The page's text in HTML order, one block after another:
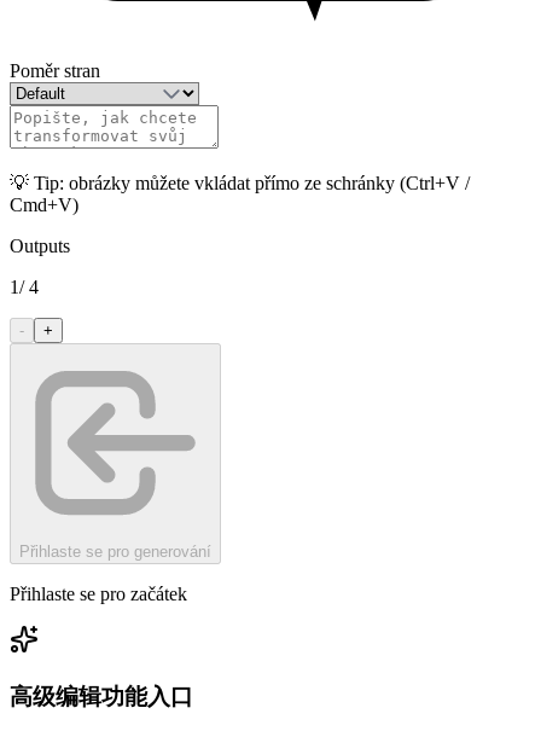
Poměr stran
💡 Tip: obrázky můžete vkládat přímo ze schránky (Ctrl+V /
Cmd+V)
Outputs
1/4
- +
Přihlaste se pro generování
Přihlaste se pro začátek
高级编辑功能入口